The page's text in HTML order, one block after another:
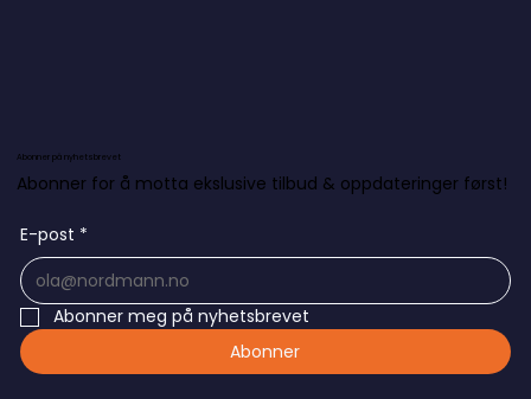
Abonner på nyhetsbrevet
Abonner for å motta ekslusive tilbud & oppdateringer først!
E-post *
Abonner meg på nyhetsbrevet
Abonner